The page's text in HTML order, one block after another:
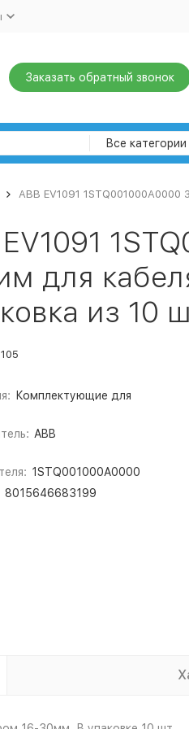
Заказать обратный звонок
Все категории
ABB EV1091
для
из 10
Комплектующие для
ABB
1STQ001000A0000
8015646683199